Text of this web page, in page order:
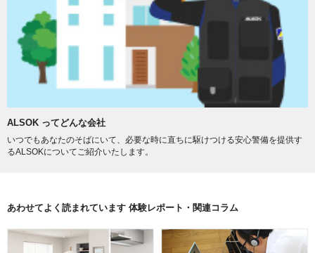
ALSOK ってどんな会社
いつでもあなたのそばにいて、必要な時に直ちに駆けつける安心警備を提供す
るALSOKについてご紹介いたします。
あわせてよく読まれています 体験レポート・関連コラム